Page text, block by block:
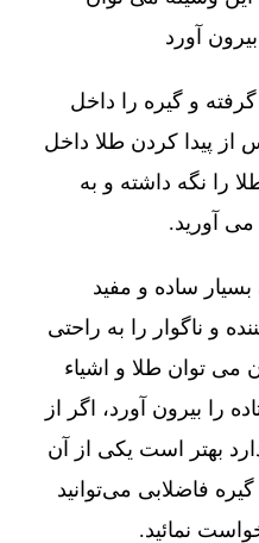
آورد
و گیره را داخل
از پیدا کردن طلا داخل
را نگه داشته و به
می آورید.
ساده و مفید
و ناگوار را به راحتی
می توان طلا و اشیاء
را بیرون آورد، اگر از
بهتر است یکی از آن
فاضلابی می‌توانید
نمائید.